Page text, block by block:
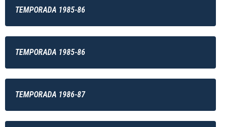
TEMPORADA 1985-86
TEMPORADA 1985-86
TEMPORADA 1986-87